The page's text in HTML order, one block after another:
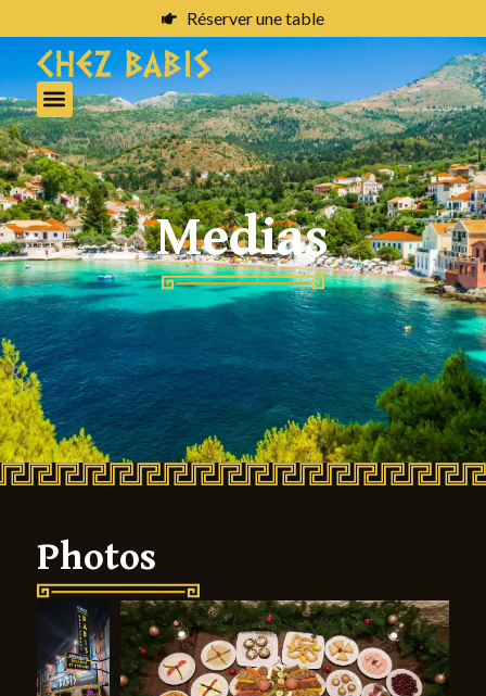
Réserver une table
Medias
Photos